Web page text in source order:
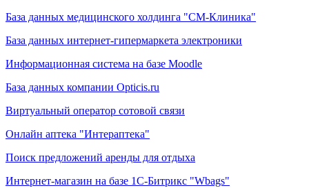
База данных медицинского холдинга "СМ-Клиника"
База данных интернет-гипермаркета электроники
Информационная система на базе Moodle
База данных компании Opticis.ru
Виртуальный оператор сотовой связи
Онлайн аптека "Интераптека"
Поиск предложений аренды для отдыха
Интернет-магазин на базе 1С-Битрикс "Wbags"